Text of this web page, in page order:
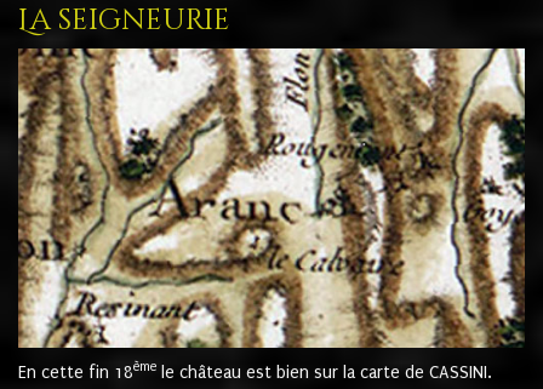
La seigneurie
En cette fin 18ème le château est bien sur la carte de CASSINI.